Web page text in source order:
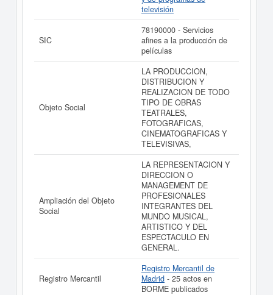
televisión
SIC
78190000 - Servicios
afines a la producción de
películas
Objeto Social
LA PRODUCCION,
DISTRIBUCION Y
REALIZACION DE TODO
TIPO DE OBRAS
TEATRALES,
FOTOGRAFICAS,
CINEMATOGRAFICAS Y
TELEVISIVAS,
Ampliación del Objeto
Social
LA REPRESENTACION Y
DIRECCION O
MANAGEMENT DE
PROFESIONALES
INTEGRANTES DEL
MUNDO MUSICAL,
ARTISTICO Y DEL
ESPECTACULO EN
GENERAL.
Registro Mercantil
Registro Mercantil de
Madrid - 25 actos en
BORME publicados